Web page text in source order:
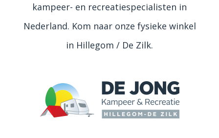
kampeer- en recreatiespecialisten in
Nederland. Kom naar onze fysieke winkel
in Hillegom / De Zilk.